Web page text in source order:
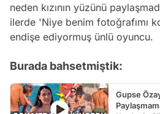
neden kızının yüzünü
ilerde 'Niye benim fotoğrafımı
endişe ediyormuş ünlü oyuncu.
Burada bahsetmiştik:
Gupse